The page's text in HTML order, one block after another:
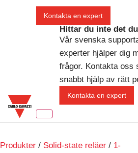
Kontakta en expert
Hittar du inte det
Vår svenska
experter hjälper dig
frågor. Kontakta oss
snabbt hjälp av rätt
Kontakta en expert
Produkter / Solid-state reläer / 1-